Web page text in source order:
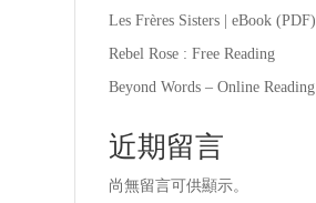
Les Frères Sisters | eBook (PDF)
Rebel Rose : Free Reading
Beyond Words – Online Reading
近期留言
尚無留言可供顯示。